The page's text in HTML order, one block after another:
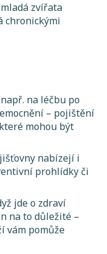
zvířata
chronickými
na léčbu po
– pojištění
mohou být
nabízejí i
prohlídky či
jde o zdraví
na to důležité –
vám pomůže